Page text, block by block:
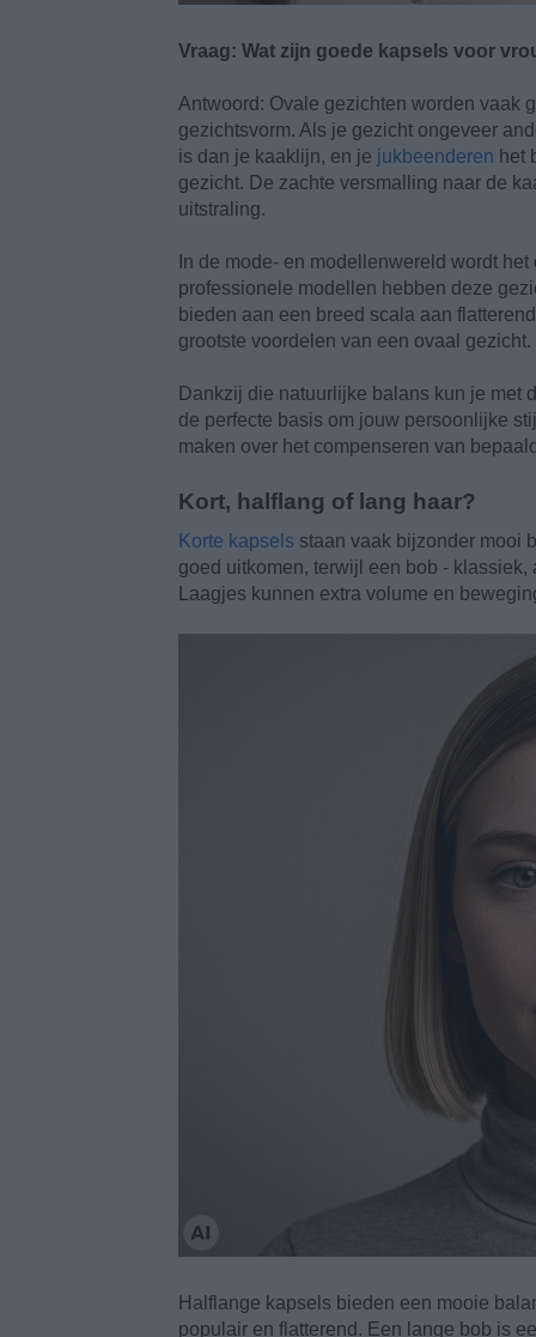
Vraag: Wat zijn goede kapsels voor
Antwoord: Ovale gezichten worden vaak
gezichtsvorm. Als je gezicht ongeveer
is dan je kaaklijn, en je jukbeenderen het
gezicht. De zachte versmalling naar de
uitstraling.
In de mode- en modellenwereld wordt
professionele modellen hebben deze
bieden aan een breed scala aan
grootste voordelen van een ovaal gezicht.
Dankzij die natuurlijke balans kun je met
de perfecte basis om jouw persoonlijke
maken over het compenseren van
Kort, halflang of lang haar?
Korte kapsels staan vaak bijzonder mooi
goed uitkomen, terwijl een bob -
Laagjes kunnen extra volume en
Halflange kapsels bieden een mooie
populair en flatterend. Een lange bob is